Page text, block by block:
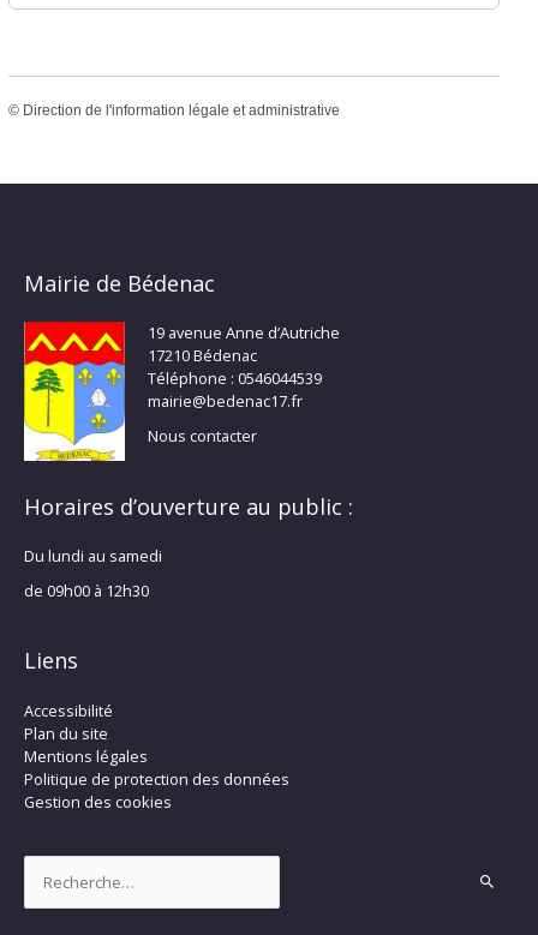
© Direction de l'information légale et administrative
Mairie de Bédenac
19 avenue Anne d’Autriche
17210 Bédenac
Téléphone : 0546044539
mairie@bedenac17.fr
Nous contacter
Horaires d’ouverture au public :
Du lundi au samedi
de 09h00 à 12h30
Liens
Accessibilité
Plan du site
Mentions légales
Politique de protection des données
Gestion des cookies